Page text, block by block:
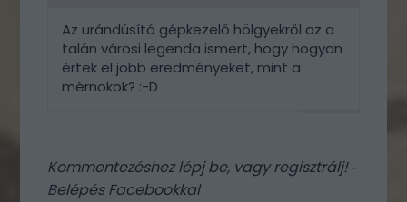
Az urándúsító gépkezelő hölgyekről az a
talán városi legenda ismert, hogy hogyan
értek el jobb eredményeket, mint a
mérnökök? :-D
Kommentezéshezlépj be, vagyregisztrálj! ‐
Belépés Facebookkal